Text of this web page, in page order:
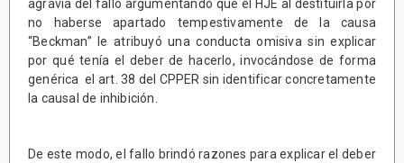
agravia del fallo argumentando que el HJE al destituirla por
no haberse apartado tempestivamente de la causa
“Beckman” le atribuyó una conducta omisiva sin explicar
por qué tenía el deber de hacerlo, invocándose de forma
genérica el art. 38 del CPPER sin identificar concretamente
la causal de inhibición.
De este modo, el fallo brindó razones para explicar el deber